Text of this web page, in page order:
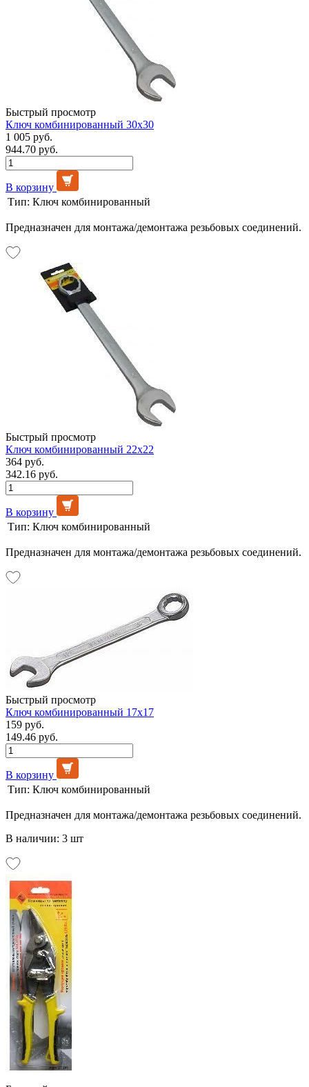
Быстрый просмотр
Ключ комбинированный 30х30
1 005 руб.
944.70 руб.
В корзину
Тип: Ключ комбинированный
Предназначен для монтажа/демонтажа резьбовых соединений.
Быстрый просмотр
Ключ комбинированный 22х22
364 руб.
342.16 руб.
В корзину
Тип: Ключ комбинированный
Предназначен для монтажа/демонтажа резьбовых соединений.
Быстрый просмотр
Ключ комбинированный 17х17
159 руб.
149.46 руб.
В корзину
Тип: Ключ комбинированный
Предназначен для монтажа/демонтажа резьбовых соединений.
В наличии: 3 шт